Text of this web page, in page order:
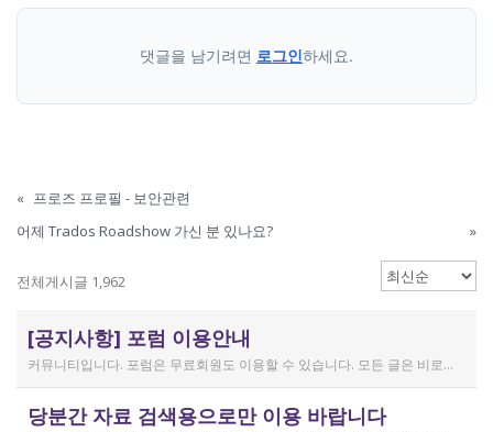
댓글을 남기려면 로그인하세요.
« 프로즈 프로필 - 보안관련
어제 Trados Roadshow 가신 분 있나요?
»
전체게시글 1,962
[공지사항] 포럼 이용안내
커뮤니티입니다. 포럼은 무료회원도 이용할 수 있습니다. 모든 글은 비로그인 사용자에게도 공개됩니다. 감사합니다.
당분간 자료 검색용으로만 이용 바랍니다